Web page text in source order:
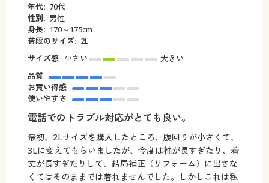
年代: 70代
性別: 男性
身長: 170～175cm
普段のサイズ: 2L
サイズ感 小さい
大きい
品質
お買い得感
使いやすさ
電話でのトラブル対応がとても良い。
最初、2Lサイズを購入したところ、腹回りが小さくて、
3Lに変えてもらいましたが、今度は袖が長すぎたり、着
丈が長すぎたりして、結局補正（リフォーム）に出さな
くてはそのままでは着れませんでした。しかしこれは私